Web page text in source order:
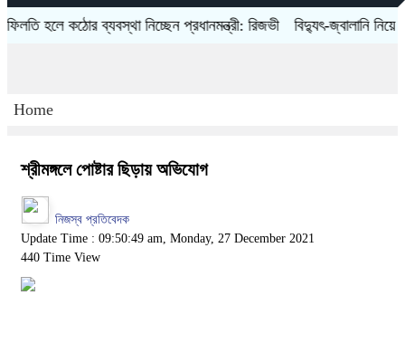
হলে কঠোর ব্যবস্থা নিচ্ছেন প্রধানমন্ত্রী: রিজভী বিদ্যুৎ-জ্বালানি নিয়ে
Home
শ্রীমঙ্গলে পোষ্টার ছিড়ায় অভিযোগ
নিজস্ব প্রতিবেদক
Update Time : 09:50:49 am, Monday, 27 December 2021
440 Time View